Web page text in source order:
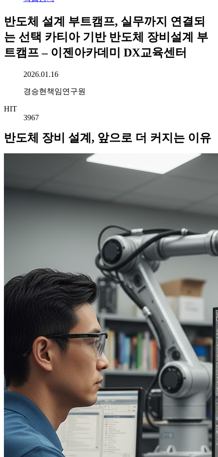
반도체 설계 부트캠프, 실무까지 연결되
는 선택 카티아 기반 반도체 장비설계 부
트캠프 – 이젠아카데미 DX교육센터
작성일시2026.01.16
작성자경승현책임연구원
HIT
3967
반도체 장비 설계, 앞으로 더 커지는 이유